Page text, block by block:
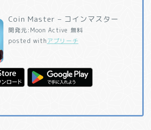
Coin Master – コインマスター
開発元: Moon Active 無料
posted withアプリーチ